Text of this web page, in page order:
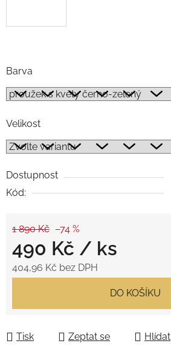
Barva
Velikost
Dostupnost
Kód:
1 890 Kč –74 %
490 Kč / ks
404,96 Kč bez DPH
DO KOŠÍKU
Tisk Zeptat se Hlídat